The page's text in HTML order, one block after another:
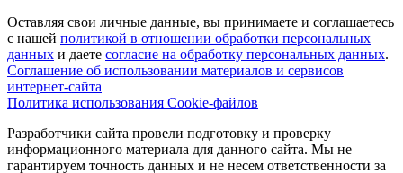
Оставляя свои личные данные, вы принимаете и соглашаетесь
с нашей политикой в отношении обработки персональных
данных и даете cогласие на обработку персональных данных.
Соглашение об использовании материалов и сервисов
интернет-сайта
Политика использования Cookie-файлов
Разработчики сайта провели подготовку и проверку
информационного материала для данного сайта. Мы не
гарантируем точность данных и не несем ответственности за